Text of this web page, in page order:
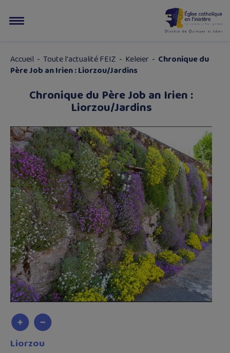
Accueil - Toute l'actualité FEIZ - Keleier - Chronique du
Père Job an Irien : Liorzou/Jardins
Chronique du Père Job an Irien :
Liorzou/Jardins
Liorzou